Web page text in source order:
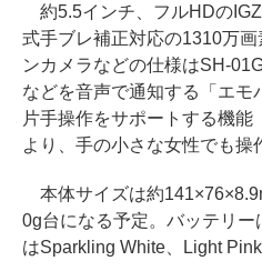
約5.5インチ、フルHDの
式手ブレ補正対応の1310万
ンカメラなどの仕様はSH-
などを音声で通知する「エモ
片手操作をサポートする機能
より、手の小さな女性でも操
本体サイズは約
0g台になる予定。バッテリ
はSparkling White、Light Pink